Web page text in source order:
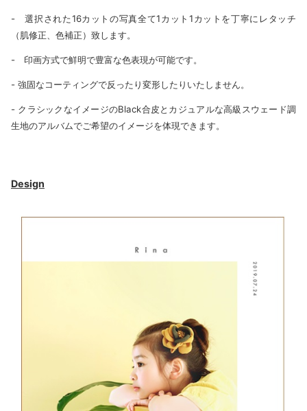
- 選択された16カットの写真全て1カット1カットを丁寧にレタッチ
（肌修正、色補正）致します。
- 印画方式で鮮明で豊富な色表現が可能です。
- 強固なコーティングで反ったり変形したりいたしません。
- クラシックなイメージのBlack合皮とカジュアルな高級スウェード調
生地のアルバムでご希望のイメージを体現できます。
Design